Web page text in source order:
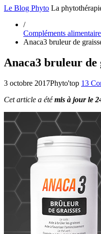
Le Blog Phyto La
/
Compléments
Anaca3 bruleur de
Anaca3 bruleur de
3 octobre 2017Phyto'top 13
Cet article a étémis à jour le